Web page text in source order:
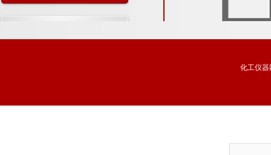
存放以及注意事项
化工仪器